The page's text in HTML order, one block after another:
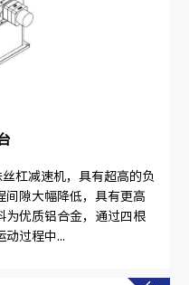
杠减速机，具有超高的负
间隙大幅降低，具有更高
为优质铝合金，通过四根
动过程中...